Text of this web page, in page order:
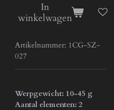
In
winkelwagen
Artikelnummer: 1CG-SZ-
027
Werpgewicht: 10-45 g
Aantal elementen: 2